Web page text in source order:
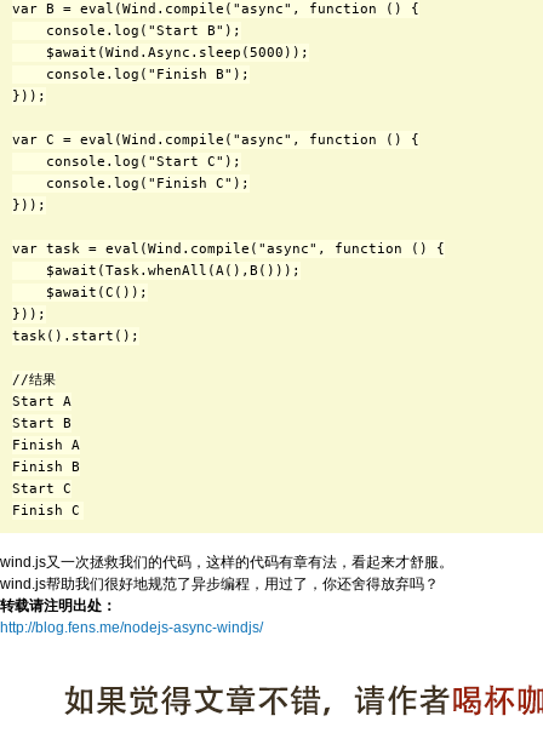
var B = eval(Wind.compile("async", function () {
    console.log("Start B");
    $await(Wind.Async.sleep(5000));
    console.log("Finish B");
}));
var C = eval(Wind.compile("async", function () {
    console.log("Start C");
    console.log("Finish C");
}));
var task = eval(Wind.compile("async", function () {
    $await(Task.whenAll(A(),B()));
    $await(C());
}));
task().start();
//结果
Start A
Start B
Finish A
Finish B
Start C
wind.js又一次拯救我们的代码，这样的代码有章有法，看起来才舒服。
wind.js帮助我们很好地规范了异步编程，用过了，你还舍得放弃吗？
转载请注明出处：
http://blog.fens.me/nodejs-async-windjs/